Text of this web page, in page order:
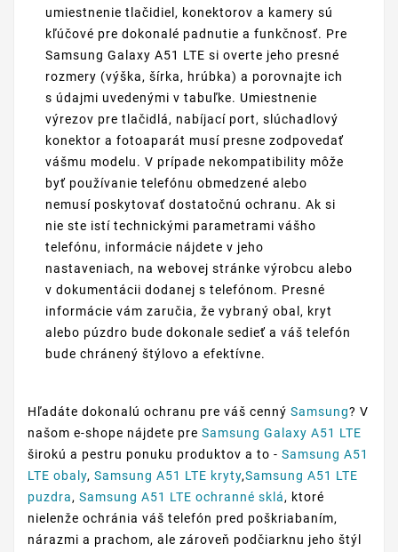
umiestnenie tlačidiel, konektorov a kamery sú
kľúčové pre dokonalé padnutie a funkčnosť. Pre
Samsung Galaxy A51 LTE si overte jeho presné
rozmery (výška, šírka, hrúbka) a porovnajte ich
s údajmi uvedenými v tabuľke. Umiestnenie
výrezov pre tlačidlá, nabíjací port, slúchadlový
konektor a fotoaparát musí presne zodpovedať
vášmu modelu. V prípade nekompatibility môže
byť používanie telefónu obmedzené alebo
nemusí poskytovať dostatočnú ochranu. Ak si
nie ste istí technickými parametrami vášho
telefónu, informácie nájdete v jeho
nastaveniach, na webovej stránke výrobcu alebo
v dokumentácii dodanej s telefónom. Presné
informácie vám zaručia, že vybraný obal, kryt
alebo púzdro bude dokonale sedieť a váš telefón
bude chránený štýlovo a efektívne.
Hľadáte dokonalú ochranu pre váš cenný Samsung? V
našom e-shope nájdete pre Samsung Galaxy A51 LTE
širokú a pestru ponuku produktov a to - Samsung A51
LTE obaly, Samsung A51 LTE kryty,Samsung A51 LTE
puzdra, Samsung A51 LTE ochranné sklá, ktoré
nielenže ochránia váš telefón pred poškriabaním,
nárazmi a prachom, ale zároveň podčiarknu jeho štýl